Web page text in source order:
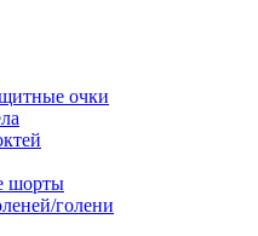
очки
шорты
голени